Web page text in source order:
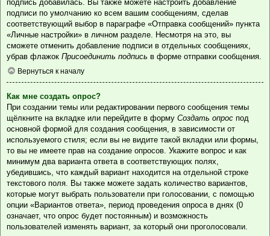
подпись добавилась. Вы также можете настроить добавление
подписи по умолчанию ко всем вашим сообщениям, сделав
соответствующий выбор в параграфе «Отправка сообщений» пункта
«Личные настройки» в личном разделе. Несмотря на это, вы
сможете отменить добавление подписи в отдельных сообщениях,
убрав флажок Присоединить подпись в форме отправки сообщения.
Вернуться к началу
Как мне создать опрос?
При создании темы или редактировании первого сообщения темы
щёлкните на вкладке или перейдите в форму Создать опрос под
основной формой для создания сообщения, в зависимости от
используемого стиля; если вы не видите такой вкладки или формы,
то вы не имеете прав на создание опросов. Укажите вопрос и как
минимум два варианта ответа в соответствующих полях,
убедившись, что каждый вариант находится на отдельной строке
текстового поля. Вы также можете задать количество вариантов,
которые могут выбрать пользователи при голосовании, с помощью
опции «Вариантов ответа», период проведения опроса в днях (0
означает, что опрос будет постоянным) и возможность
пользователей изменять вариант, за который они проголосовали.